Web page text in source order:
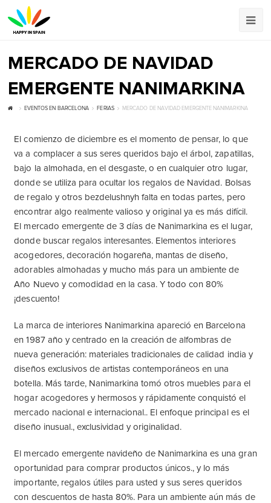
MERCADO DE NAVIDAD
EMERGENTE NANIMARKINA
EVENTOS EN BARCELONA FERIAS MERCADO DE NAVIDAD EMERGENTE NANIMARKINA
El comienzo de diciembre es el momento de pensar, lo que
va a complacer a sus seres queridos bajo el árbol, zapatillas,
bajo la almohada, en el desgaste, o en cualquier otro lugar,
donde se utiliza para ocultar los regalos de Navidad. Bolsas
de regalo y otros bezdelushnyh falta en todas partes, pero
encontrar algo realmente valioso y original ya es más difícil.
El mercado emergente de 3 días de Nanimarkina es el lugar,
donde buscar regalos interesantes. Elementos interiores
acogedores, decoración hogareña, mantas de diseño,
adorables almohadas y mucho más para un ambiente de
Año Nuevo y comodidad en la casa. Y todo con 80%
¡descuento!
La marca de interiores Nanimarkina apareció en Barcelona
en 1987 año y centrado en la creación de alfombras de
nueva generación: materiales tradicionales de calidad india y
diseños exclusivos de artistas contemporáneos en una
botella. Más tarde, Nanimarkina tomó otros muebles para el
hogar acogedores y hermosos y rápidamente conquistó el
mercado nacional e internacional.. El enfoque principal es el
diseño inusual., exclusividad y originalidad.
El mercado emergente navideño de Nanimarkina es una gran
oportunidad para comprar productos únicos., y lo más
importante, regalos útiles para usted y sus seres queridos
con descuentos de hasta 80%. Para un ambiente aún más de